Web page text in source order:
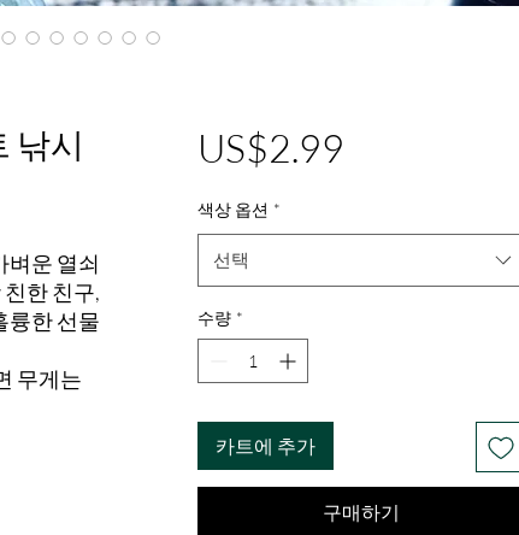
낚시
벼운 열쇠
한 친구,
륭한 선물
무게는
US$2.99
색상 옵션 *
선택
수량 *
카트에 추가
구매하기